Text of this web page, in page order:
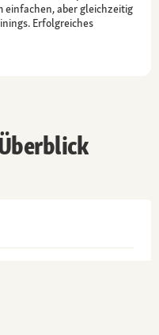
einfachen, aber gleichzeitig
Erfolgreiches